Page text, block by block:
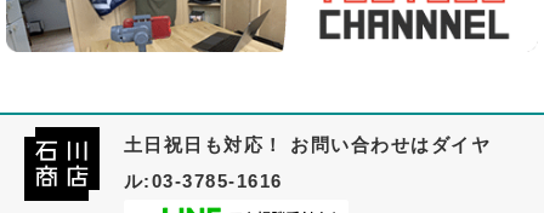
土日祝日も対応！ お問い合わせはダイヤ
ル:03-3785-1616